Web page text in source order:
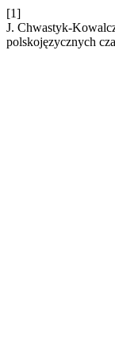
[1]
J. Chwastyk-
polskojęzycznych